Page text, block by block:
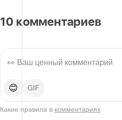
10 комментариев
😊
Какие правила в комментариях